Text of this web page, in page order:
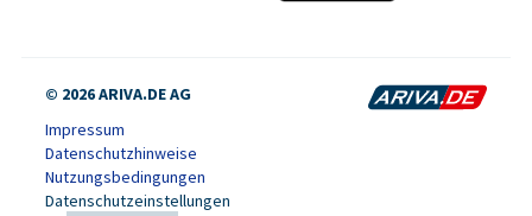
© 2026 ARIVA.DE AG
Impressum
Datenschutzhinweise
Nutzungsbedingungen
Datenschutzeinstellungen